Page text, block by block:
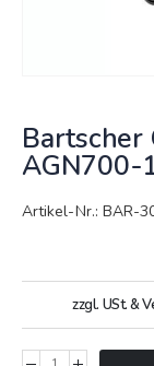
zum
Anfang
der
Bildergalerie
Bartscher
AGN700-
Artikel-Nr.: BAR-
zzgl. USt. &